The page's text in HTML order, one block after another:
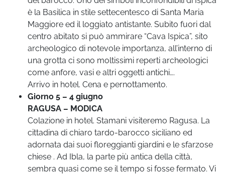
è la Basilica in stile settecentesco di Santa Maria
Maggiore ed il loggiato antistante. Subito fuori dal
centro abitato si può ammirare “Cava Ispica”, sito
archeologico di notevole importanza, all’interno di
una grotta ci sono moltissimi reperti archeologici
come anfore, vasi e altri oggetti antichi….
Arrivo in hotel. Cena e pernottamento.
Giorno 5 – 4 giugno
RAGUSA – MODICA
Colazione in hotel. Stamani visiteremo Ragusa. La
cittadina di chiaro tardo-barocco siciliano ed
adornata dai suoi floreggianti giardini e le sfarzose
chiese . Ad Ibla, la parte più antica della città,
sembra quasi come se il tempo si fosse fermato. Vi